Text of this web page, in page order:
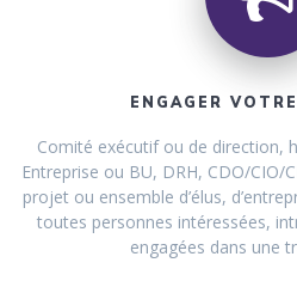
ENGAGER
Comité exécutif ou de direction,
Entreprise ou BU, DRH, CDO/CIO/
projet ou ensemble d’élus,
toutes personnes intéressées,
engagées dans une